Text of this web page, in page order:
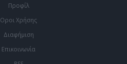
Προφίλ
Οροι Χρήσης
Διαφήμιση
Επικοινωνία